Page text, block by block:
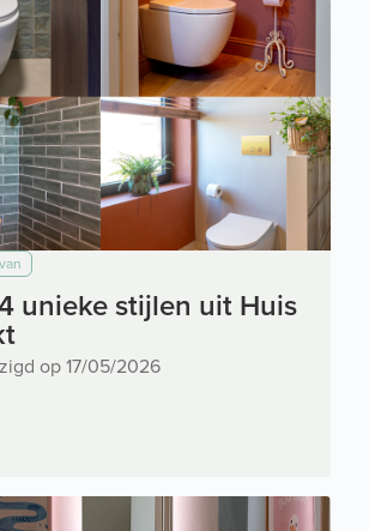
unieke stijlen uit Huis
op 17/05/2026